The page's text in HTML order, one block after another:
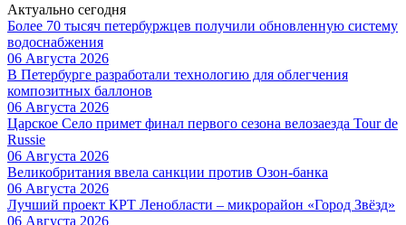
Актуально сегодня
Более 70 тысяч петербуржцев получили обновленную систему
водоснабжения
06 Августа 2026
В Петербурге разработали технологию для облегчения
композитных баллонов
06 Августа 2026
Царское Село примет финал первого сезона велозаезда Tour de
Russie
06 Августа 2026
Великобритания ввела санкции против Озон-банка
06 Августа 2026
Лучший проект КРТ Ленобласти – микрорайон «Город Звёзд»
06 Августа 2026